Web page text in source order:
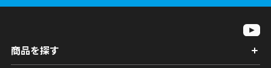
商品を探す